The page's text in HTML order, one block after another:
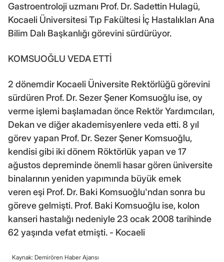
Gastroentroloji uzmanı Prof. Dr. Sadettin Hulagü,
Kocaeli Üniversitesi Tıp Fakültesi İç Hastalıkları Ana
Bilim Dalı Başkanlığı görevini sürdürüyor.
KOMSUOĞLU VEDA ETTİ
2 dönemdir Kocaeli Üniversite Rektörlüğü görevini
sürdüren Prof. Dr. Sezer Şener Komsuoğlu ise, oy
verme işlemi başlamadan önce Rektör Yardımcıları,
Dekan ve diğer akademisyenlere veda etti. 8 yıl
görev yapan Prof. Dr. Sezer Şener Komsuoğlu,
kendisi gibi iki dönem Röktörlük yapan ve 17
ağustos depreminde önemli hasar gören üniversite
binalarının yeniden yapımında büyük emek
veren eşi Prof. Dr. Baki Komsuoğlu'ndan sonra bu
göreve gelmişti. Prof. Baki Komsuoğlu ise, kolon
kanseri hastalığı nedeniyle 23 ocak 2008 tarihinde
62 yaşında vefat etmişti. - Kocaeli
Kaynak: Demirören Haber Ajansı